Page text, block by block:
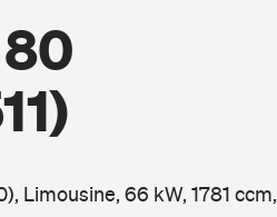
Limousine, 66 kW, 1781 ccm,